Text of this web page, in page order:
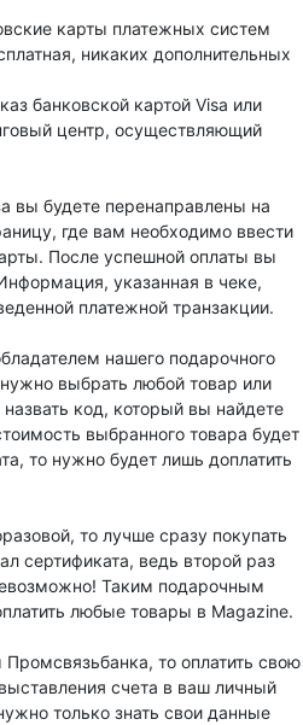
карты платежных систем
никаких дополнительных
банковской картой Visa или
центр, осуществляющий
вы будете перенаправлены на
где вам необходимо ввести
После успешной оплаты вы
указанная в чеке,
платежной транзакции.
нашего подарочного
выбрать любой товар или
код, который вы найдете
выбранного товара будет
то нужно будет лишь доплатить
то лучше сразу покупать
сертификата, ведь второй раз
Таким подарочным
любые товары в Magazine.
то оплатить свою
счета в ваш личный
только знать свои данные